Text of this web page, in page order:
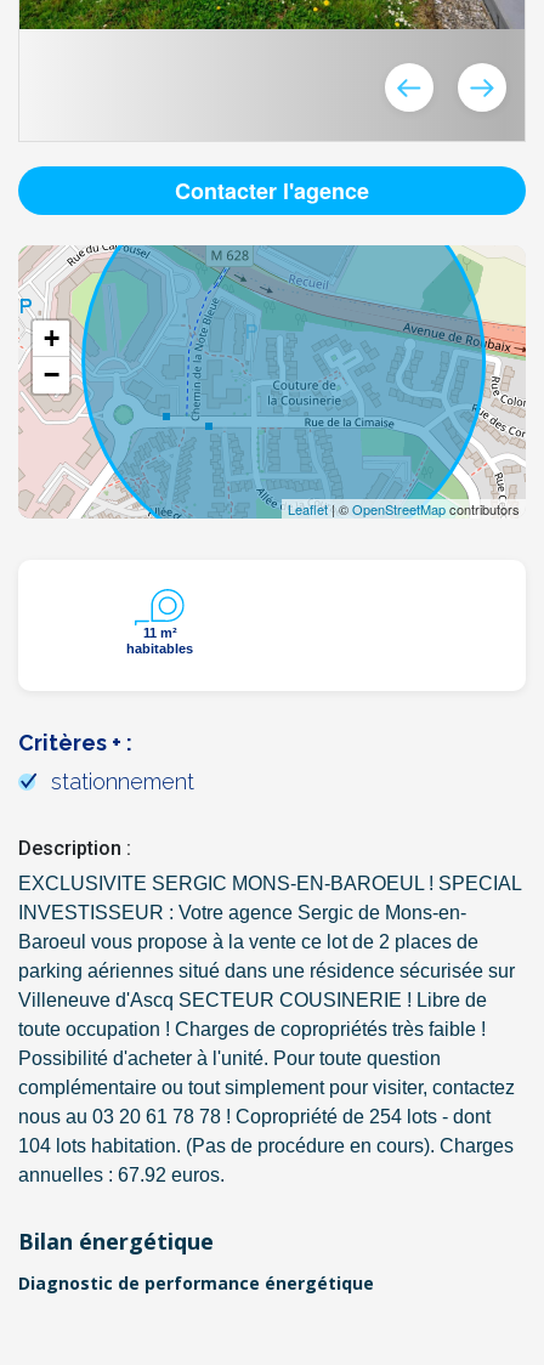
Contacter l'agence
+
−
Leaflet| ©OpenStreetMapcontributors
11 m²
habitables
Critères + :
stationnement
Description :
EXCLUSIVITE SERGIC MONS-EN-BAROEUL ! SPECIAL
INVESTISSEUR : Votre agence Sergic de Mons-en-
Baroeul vous propose à la vente ce lot de 2 places de
parking aériennes situé dans une résidence sécurisée sur
Villeneuve d'Ascq SECTEUR COUSINERIE ! Libre de
toute occupation ! Charges de copropriétés très faible !
Possibilité d'acheter à l'unité. Pour toute question
complémentaire ou tout simplement pour visiter, contactez
nous au 03 20 61 78 78 ! Copropriété de 254 lots - dont
104 lots habitation. (Pas de procédure en cours). Charges
annuelles : 67.92 euros.
Bilan énergétique
Diagnostic de performance énergétique